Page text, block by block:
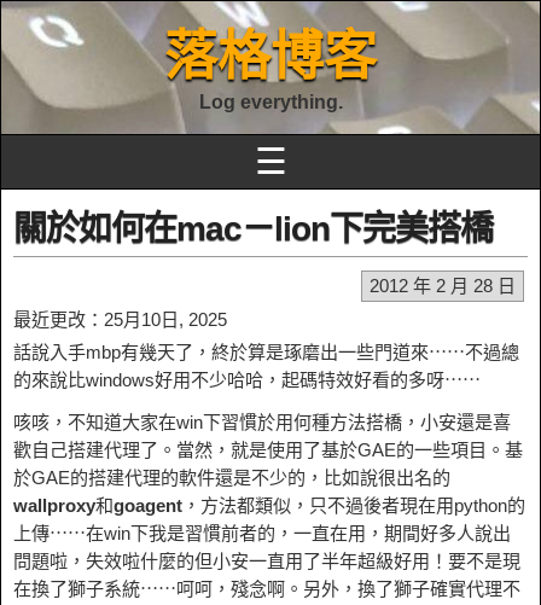
落格博客
Log everything.
☰
關於如何在mac－lion下完美搭橋
2012 年 2 月 28 日
最近更改：25月10日, 2025
話說入手mbp有幾天了，終於算是琢磨出一些門道來⋯⋯不過總
的來說比windows好用不少哈哈，起碼特效好看的多呀⋯⋯
咳咳，不知道大家在win下習慣於用何種方法搭橋，小安還是喜
歡自己搭建代理了。當然，就是使用了基於GAE的一些項目。基
於GAE的搭建代理的軟件還是不少的，比如說很出名的
wallproxy和goagent ，方法都類似，只不過後者現在用python的
上傳⋯⋯在win下我是習慣前者的，一直在用，期間好多人說出
問題啦，失效啦什麼的但小安一直用了半年超級好用！要不是現
在換了獅子系統⋯⋯呵呵，殘念啊。另外，換了獅子確實代理不